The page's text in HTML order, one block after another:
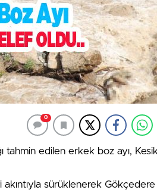
0
tahmin edilen erkek boz ayı,
akıntıyla sürüklenerek Gökçedere